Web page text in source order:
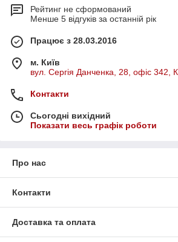
Рейтинг не сформований
Менше 5 відгуків за останній рік
Працює з 28.03.2016
м. Київ
вул. Сергія Данченка, 28, офіс 342,
Контакти
Сьогодні вихідний
Показати весь графік роботи
Про нас
Контакти
Доставка та оплата